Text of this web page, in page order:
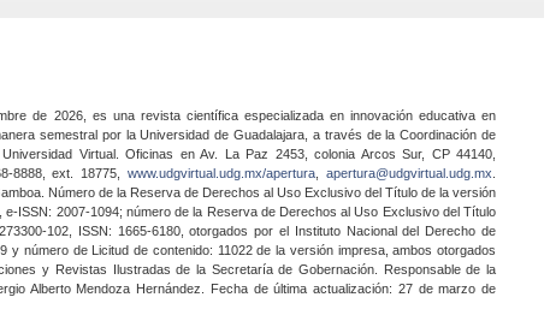
de 2026, es una revista científica especializada en innovación educativa en
semestral por la Universidad de Guadalajara, a través de la Coordinación de
Virtual. Oficinas en Av. La Paz 2453, colonia Arcos Sur, CP 44140,
8888, ext. 18775,www.udgvirtual.udg.mx/apertura apertura@udgvirtual.udg.mx
Número de la Reserva de Derechos al Uso Exclusivo del Título de la versión
e-ISSN: 2007-1094; número de la Reserva de Derechos al Uso Exclusivo del Título
102, ISSN: 1665-6180, otorgados por el Instituto Nacional del Derecho de
y número de Licitud de contenido: 11022 de la versión impresa, ambos otorgados
y Revistas Ilustradas de la Secretaría de Gobernación. Responsable de la
Alberto Mendoza Hernández. Fecha de última actualización: 27 de marzo de